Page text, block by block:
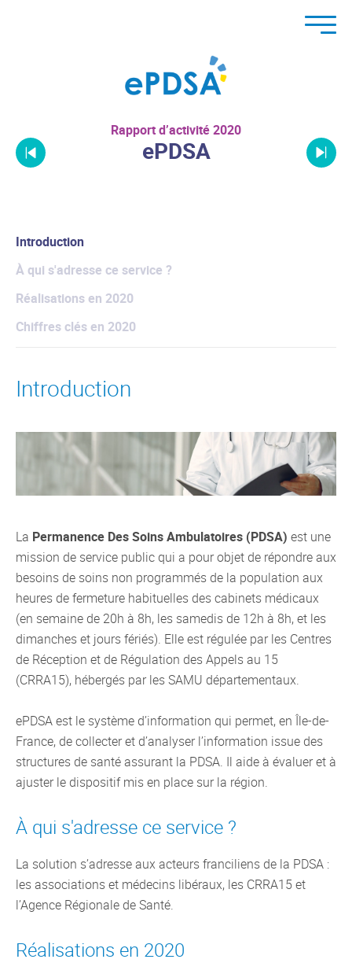
Rapport d’activité 2020
ePDSA
Introduction
À qui s'adresse ce service ?
Réalisations en 2020
Chiffres clés en 2020
Introduction
La Permanence Des Soins Ambulatoires (PDSA) est une
mission de service public qui a pour objet de répondre aux
besoins de soins non programmés de la population aux
heures de fermeture habituelles des cabinets médicaux
(en semaine de 20h à 8h, les samedis de 12h à 8h, et les
dimanches et jours fériés). Elle est régulée par les Centres
de Réception et de Régulation des Appels au 15
(CRRA15), hébergés par les SAMU départementaux.
ePDSA est le système d’information qui permet, en Île-de-
France, de collecter et d’analyser l’information issue des
structures de santé assurant la PDSA. Il aide à évaluer et à
ajuster le dispositif mis en place sur la région.
À qui s'adresse ce service ?
La solution s’adresse aux acteurs franciliens de la PDSA :
les associations et médecins libéraux, les CRRA15 et
l’Agence Régionale de Santé.
Réalisations en 2020